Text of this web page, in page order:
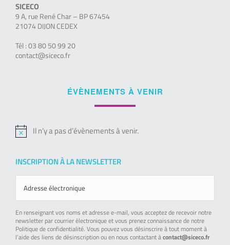
SICECO
9 A, rue René Char – BP 67454
21074 DIJON CEDEX
Tél : 03 80 50 99 20
contact@siceco.fr
ÉVÈNEMENTS À VENIR
Notice
Il n’y a pas d’évènements à venir.
INSCRIPTION À LA NEWSLETTER
En renseignant vos noms et adresse e-mail, vous acceptez de recevoir notre
newsletter par courrier électronique et vous prenez connaissance de notre
Politique de confidentialité. Vous pouvez vous désinscrire à tout moment à
l’aide des liens de désinscription ou en nous contactant àcontact@siceco.fr